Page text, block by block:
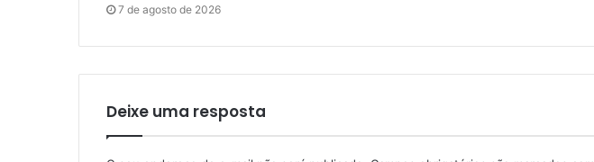
7 de agosto de 2026
Deixe uma resposta